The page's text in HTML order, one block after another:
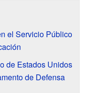
el Servicio Público
de Estados Unidos
de Defensa